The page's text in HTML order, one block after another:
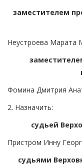
заместителем
Неустроева Марата
Фомина Дмитрия
2. Назначить:
судьей
Пристром Инну
судьями